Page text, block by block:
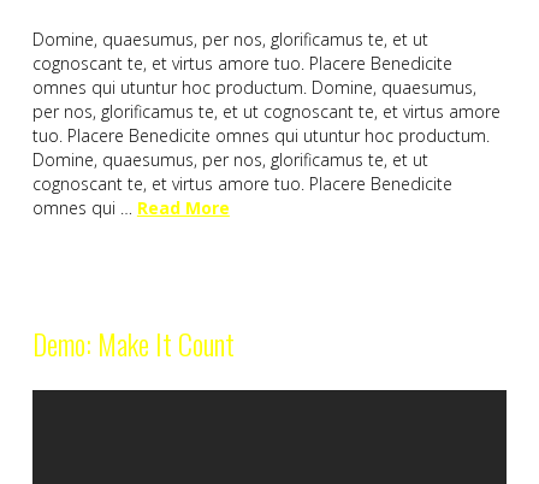
Domine, quaesumus, per nos, glorificamus te, et ut
cognoscant te, et virtus amore tuo. Placere Benedicite
omnes qui utuntur hoc productum. Domine, quaesumus,
per nos, glorificamus te, et ut cognoscant te, et virtus amore
tuo. Placere Benedicite omnes qui utuntur hoc productum.
Domine, quaesumus, per nos, glorificamus te, et ut
cognoscant te, et virtus amore tuo. Placere Benedicite
omnes qui … Read More
Demo: Make It Count